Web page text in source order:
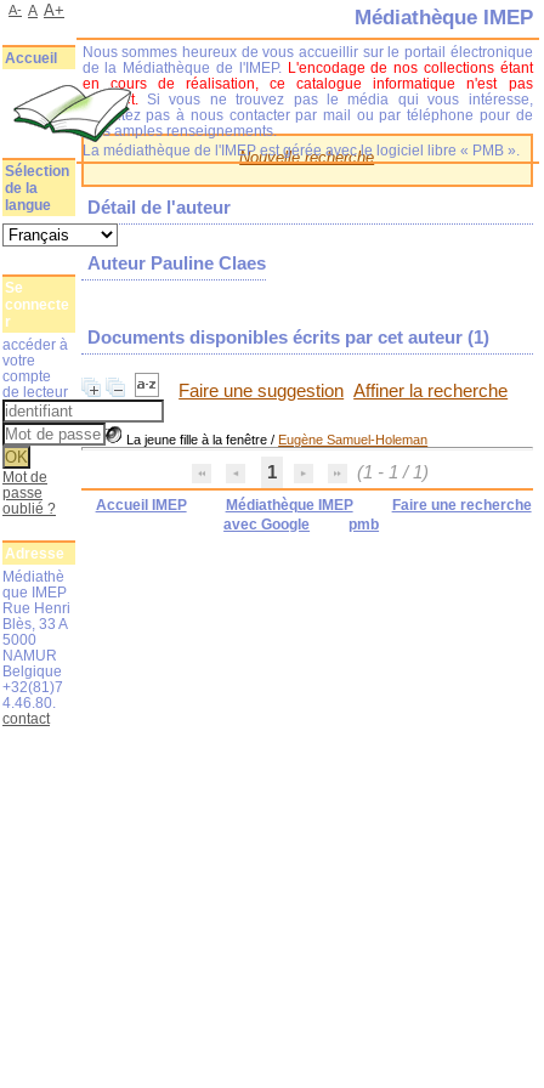
Nouvelle recherche
Détail de l'auteur
Auteur Pauline Claes
Documents disponibles écrits par cet auteur (1)
Faire une suggestion Affiner la recherche
La jeune fille à la fenêtre /Eugène Samuel-Holeman
1 (1 - 1 / 1)
Accueil IMEP Médiathèque IMEP
Faire une recherche
avec Google
pmb
Médiathèque IMEP
Nous sommes heureux de vous accueillir sur le portail électronique
de la Médiathèque de l'IMEP. L'encodage de nos collections étant
en cours de réalisation, ce catalogue informatique n'est pas
complet.
Si vous ne trouvez pas le média qui vous intéresse,
n'hésitez pas à nous contacter par mail ou par téléphone pour de
plus amples renseignements.
La médiathèque de l'IMEP est gérée avec le logiciel libre « PMB ».
A- A A+
Accueil
Sélection
de la
langue
Se
connecte
r
accéder à
votre
compte
de lecteur
Mot de
passe
oublié ?
Adresse
Médiathè
que IMEP
Rue Henri
Blès, 33 A
5000
NAMUR
Belgique
+32(81)7
4.46.80.
contact